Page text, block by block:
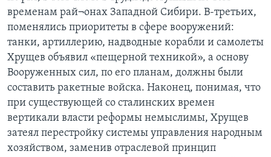
временам рай¬онах Западной Сибири. В-третьих,
поменялись приоритеты в сфере вооружений:
танки, артиллерию, надводные корабли и самолеты
Хрущев объявил «пещерной техникой», а основу
Вооруженных сил, по его планам, должны были
составить ракетные войска. Наконец, понимая, что
при существующей со сталинских времен
вертикали власти реформы немыслимы, Хрущев
затеял перестройку системы управления народным
хозяйством, заменив отраслевой принцип